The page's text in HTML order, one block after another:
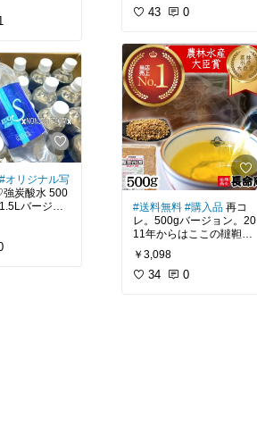
にすると排便
になるの
排出させる
ってます。
ん^^;
)
リジナル写真
った #健康グ
ョ購入歴
者が儲から
話もありま
奨されてい
飲めないの
んでいるだ
味に続けて
す。
#健康 #リフレ
買い
#買っ
。
出されてし
めに摂取す
になりま
良いとか聞
なにマメに摂
ないのでタ
た。
が溶けだす
工方法で
#オリジナル写
炭酸水 500
バージョ
頃は良く飲
パンチが効
が得られま
混ぜてます( ﹡･ᴗ･ )b
色々書きたくなります
が、ざっくり済ませてお
きます。
(11月6日更新)
【マイプロテイン 楽天市
#買ってよかった #オリジ
ット #美容部 #健康グッ
ズ #ノンジョ購入歴
添加していません。ホエ
イプロテインの中でもこ
てイケます。飲みやすい
です。
アミノ酸スコア100、高
品質なアメリカ産。製造
は国内です。WPCホエイ
プロテイン100%使用。
WPIホエイプロテインの
方がたんぱく質の量が多
いですが味に不安がある
のと、お高いので私は気
軽にWPC派です。
実は、愛犬にも摂って欲
ます。
よね♪使うまではヘッド部
しっかり汚れを絡め取っ
てくれるような磨き心地
で良かったです。しばら
くは歯ブラシに困らなー
い( ´艸｀)
【はぶらし専門店 ハイ
#我が家の必需品 #歯ブラ
つう #20本 #買ってよか
った
#ノンジョ購入歴
43 0
#送料無料 #購入品 再コ
レ。500gバージョン。20
11年からはここの韃靼そ
00円ぽっきりのコレクシ
ョンにお試しサイズがあ
￥3,098
34 0